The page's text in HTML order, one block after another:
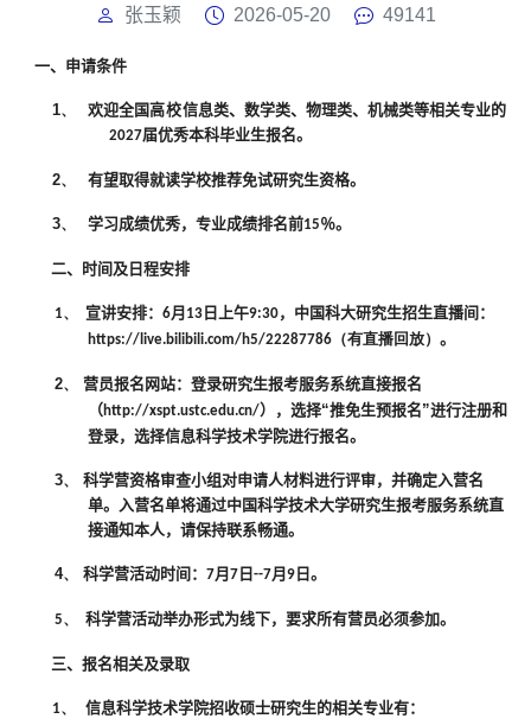
张玉颖 2026-05-20 49141
一、申请条件
1、 欢迎全国高校信息类、数学类、物理类、机械类等相关专业的
2027届优秀本科毕业生报名。
2、 有望取得就读学校推荐免试研究生资格。
3、 学习成绩优秀， 专业成绩排名前15％。
二、时间及日程安排
1、 宣讲安排： 6月 13 日上午9:30，中国科大研究生招生直播间：
https://live.bilibili.com/h5/22287786 （有直播回放） 。
2、 营员报名网站： 登录研究生报考服务系统直接报名
（ http://xspt.ustc.edu.cn/），选择“推免生预报名”进行注册和
登录，选择信息科学技术学院进行报名。
3、 科学营资格审查小组对申请人材料进行评审，并确定入营名
单。
入营名单将通过中国科学技术大学研究生报考服务系统直
接通知本人，请保持联系畅通。
4、 科学营活动时间： 7月 7 日 --7月 9 日。
5、 科学营活动举办形式为线下，要求所有营员必须参加。
三、报名相关及录取
1、 信息科学技术学院招收硕士研究生的相关专业有：